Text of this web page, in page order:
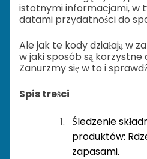
istotnymi informacjami, w
datami przydatności do
Ale jak te kody działają w
w jaki sposób są korzystne
Zanurzmy się w to i
Spis treści
Śledzenie
produktów:
zapasami.